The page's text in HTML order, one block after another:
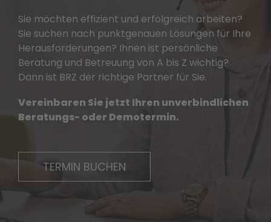
Sie möchten effizient und erfolgreich arbeiten?
Sie suchen nach punktgenauen Lösungen für Ihre
Heraus­forderungen? Ihnen ist persönliche
Beratung und Betreuung von A bis Z wichtig?
Dann ist BRZ der richtige Partner für Sie.
Vereinbaren Sie jetzt Ihren unverbindlichen
Beratungs- oder Demotermin.
TERMIN BUCHEN